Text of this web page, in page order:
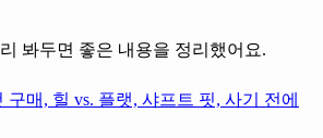
봐두면 좋은 내용을 정리했어요.
구매, 힐 vs. 플랫, 샤프트 핏, 사기 전에